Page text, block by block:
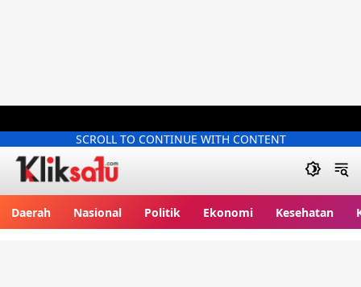
SCROLL TO CONTINUE WITH CONTENT
Daerah Nasional Politik Ekonomi Kesehatan